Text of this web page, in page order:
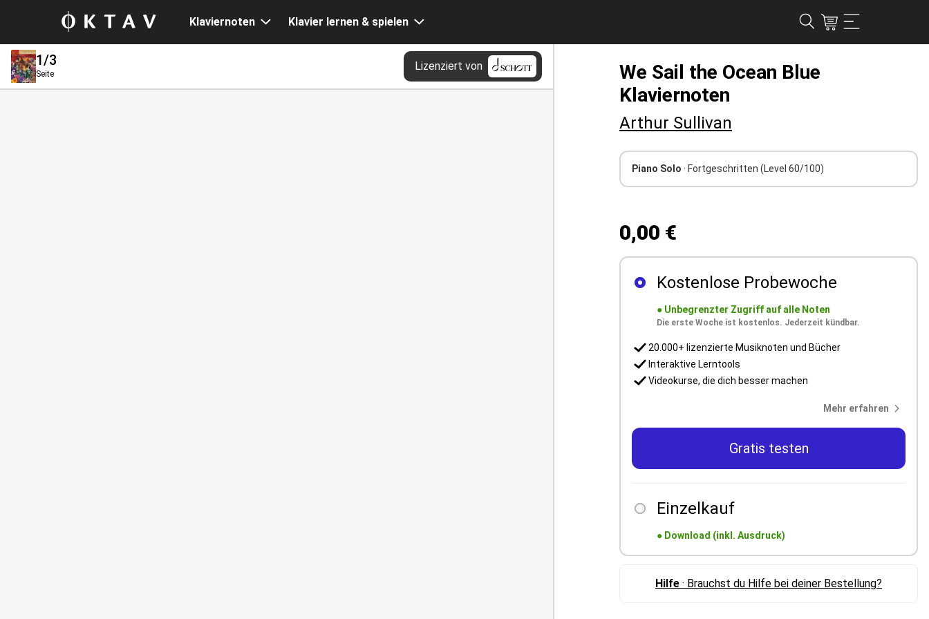
Klaviernoten Klavier lernen & spielen
1/3
Seite
Lizenziert von
We Sail the Ocean Blue
Klaviernoten
Arthur Sullivan
Piano Solo · Fortgeschritten (Level 60/100)
0,00 €
Kostenlose Probewoche
● Unbegrenzter Zugriff auf alle Noten
Die erste Woche ist kostenlos. Jederzeit kündbar.
20.000+ lizenzierte Musiknoten und Bücher
Interaktive Lerntools
Videokurse, die dich besser machen
Mehr erfahren
Gratis testen
Einzelkauf
● Download (inkl. Ausdruck)
Hilfe · Brauchst du Hilfe bei deiner Bestellung?